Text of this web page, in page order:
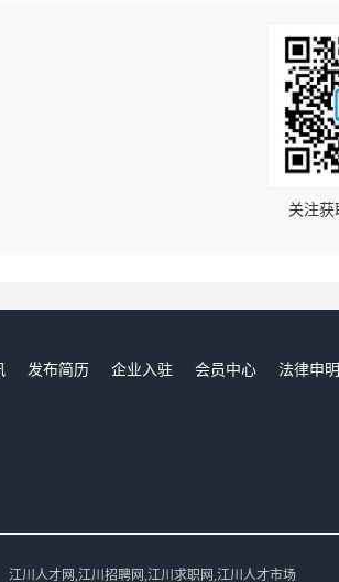
关注获
发布简历 企业入驻 会员中心
法律申明
江川人才网,江川招聘网,江川求职网,江川人才市场